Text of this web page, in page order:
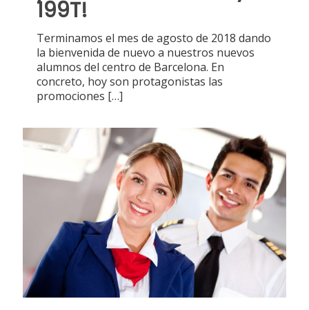
199T!
Terminamos el mes de agosto de 2018 dando
la bienvenida de nuevo a nuestros nuevos
alumnos del centro de Barcelona. En
concreto, hoy son protagonistas las
promociones […]